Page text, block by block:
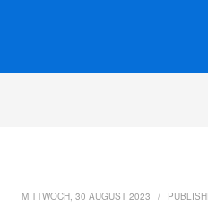
MITTWOCH, 30 AUGUST 2023 /